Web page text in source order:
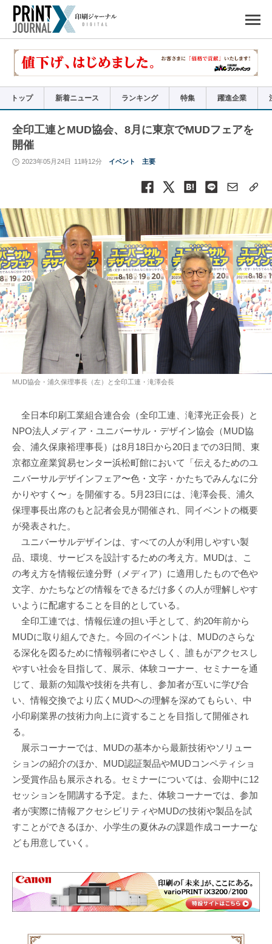
で
リ
トップ 新着ニュース ランキング 特集 躍進企業
全印工連とMUD協会、8月に東京でMUDフェアを
開催
2023年05月24日 11時12分 イベント 主要
MUD協会・浦久保理事長（左）と全印工連・滝澤会長
全日本印刷工業組合連合会（全印工連、滝澤光正会長）と
NPO法人メディア・ユニバーサル・デザイン協会（MUD協
会、浦久保康裕理事長）は8月18日から20日までの3日間、東
京都立産業貿易センター浜松町館において「伝えるためのユ
ニバーサルデザインフェア〜色・文字・かたちでみんなに分
かりやすく〜」を開催する。5月23日には、滝澤会長、浦久
保理事長出席のもと記者会見が開催され、同イベントの概要
が発表された。
ユニバーサルデザインは、すべての人が利用しやすい製
品、環境、サービスを設計するための考え方。MUDは、こ
の考え方を情報伝達分野（メディア）に適用したもので色や
文字、かたちなどの情報をできるだけ多くの人が理解しやす
いように配慮することを目的としている。
全印工連では、情報伝達の担い手として、約20年前から
MUDに取り組んできた。今回のイベントは、MUDのさらな
る深化を図るために情報弱者にやさしく、誰もがアクセスし
やすい社会を目指して、展示、体験コーナー、セミナーを通
じて、最新の知識や技術を共有し、参加者が互いに学び合
い、情報交換でより広くMUDへの理解を深めてもらい、中
小印刷業界の技術力向上に資することを目指して開催され
る。
展示コーナーでは、MUDの基本から最新技術やソリュー
ションの紹介のほか、MUD認証製品やMUDコンペティショ
ン受賞作品も展示される。セミナーについては、会期中に12
セッションを開講する予定。また、体験コーナーでは、参加
者が実際に情報アクセシビリティやMUDの技術や製品を試
すことができるほか、小学生の夏休みの課題作成コーナーな
ども用意していく。